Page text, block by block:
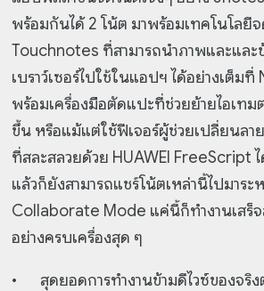
พร้อมกันได้ 2 โน้ต มาพร้อมเทคโนโลยี
Touchnotes ที่สามารถนำภาพและและ
เบราว์เซอร์ไปใช้ในแอปฯ ได้อย่างเต็ม
พร้อมเครื่องมือตัดแปะที่ช่วยย้ายไอเทม
ขึ้น หรือแม้แต่ใช้ฟีเจอร์ผู้ช่วยเปลี่ยนลา
ที่สละสลวยด้วย HUAWEI FreeScript ไ
แล้วก็ยังสามารถแชร์โน้ตเหล่านี้ไปมาระ
Collaborate Mode แค่นี้ก็ทำงานเส
อย่างครบเครื่องสุด ๆ
•
สุดยอดการทำงานข้ามดีไวซ์ของจริ